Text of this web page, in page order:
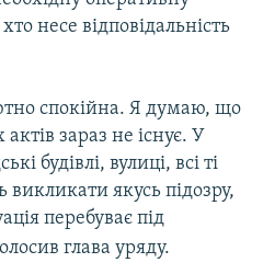
несе відповідальність
спокійна. Я думаю, що
зараз не існує. У
будівлі, вулиці, всі ті
якусь підозру,
перебуває під
глава уряду.